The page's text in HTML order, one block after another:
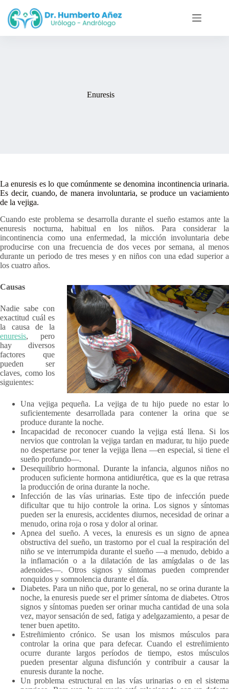
contenido
Enuresis
La enuresis es lo que comúnmente se denomina incontinencia urinaria.
Es decir, cuando, de manera involuntaria, se produce un vaciamiento
de la vejiga.
Cuando este problema se desarrolla durante el sueño estamos ante la
enuresis nocturna, habitual en los niños. Para considerar la
incontinencia como una enfermedad, la micción involuntaria debe
producirse con una frecuencia de dos veces por semana, al menos
durante un periodo de tres meses y en niños con una edad superior a
los cuatro años.
Causas
Nadie sabe con
exactitud cuál es
la causa de la
enuresis, pero
hay diversos
factores que
pueden ser
claves, como los
siguientes:
Una vejiga pequeña. La vejiga de tu hijo puede no estar lo
suficientemente desarrollada para contener la orina que se
produce durante la noche.
Incapacidad de reconocer cuando la vejiga está llena. Si los
nervios que controlan la vejiga tardan en madurar, tu hijo puede
no despertarse por tener la vejiga llena —en especial, si tiene el
sueño profundo—.
Desequilibrio hormonal. Durante la infancia, algunos niños no
producen suficiente hormona antidiurética, que es la que retrasa
la producción de orina durante la noche.
Infección de las vías urinarias. Este tipo de infección puede
dificultar que tu hijo controle la orina. Los signos y síntomas
pueden ser la enuresis, accidentes diurnos, necesidad de orinar a
menudo, orina roja o rosa y dolor al orinar.
Apnea del sueño. A veces, la enuresis es un signo de apnea
obstructiva del sueño, un trastorno por el cual la respiración del
niño se ve interrumpida durante el sueño —a menudo, debido a
la inflamación o a la dilatación de las amígdalas o de las
adenoides—. Otros signos y síntomas pueden comprender
ronquidos y somnolencia durante el día.
Diabetes. Para un niño que, por lo general, no se orina durante la
noche, la enuresis puede ser el primer síntoma de diabetes. Otros
signos y síntomas pueden ser orinar mucha cantidad de una sola
vez, mayor sensación de sed, fatiga y adelgazamiento, a pesar de
tener buen apetito.
Estreñimiento crónico. Se usan los mismos músculos para
controlar la orina que para defecar. Cuando el estreñimiento
ocurre durante largos períodos de tiempo, estos músculos
pueden presentar alguna disfunción y contribuir a causar la
enuresis durante la noche.
Un problema estructural en las vías urinarias o en el sistema